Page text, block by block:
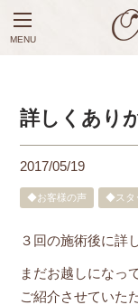
MENU
詳しくあり
2017/05/19
◆お客様の声 ◆スタ
３回の施術後に詳
まだお越しになっ
ご紹介させていた